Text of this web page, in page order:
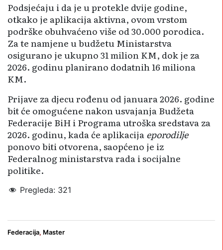
Podsjećaju i da je u protekle dvije godine,
otkako je aplikacija aktivna, ovom vrstom
podrške obuhvaćeno više od 30.000 porodica.
Za te namjene u budžetu Ministarstva
osigurano je ukupno 31 milion KM, dok je za
2026. godinu planirano dodatnih 16 miliona
KM.
Prijave za djecu rođenu od januara 2026. godine
bit će omogućene nakon usvajanja Budžeta
Federacije BiH i Programa utroška sredstava za
2026. godinu, kada će aplikacija eporodilje
ponovo biti otvorena, saopćeno je iz
Federalnog ministarstva rada i socijalne
politike.
Pregleda: 321
Federacija, Master